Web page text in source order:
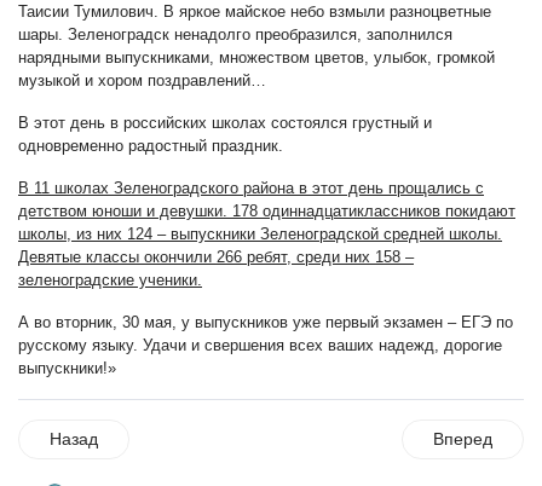
Таисии Тумилович. В яркое майское небо взмыли разноцветные
шары. Зеленоградск ненадолго преобразился, заполнился
нарядными выпускниками, множеством цветов, улыбок, громкой
музыкой и хором поздравлений…
В этот день в российских школах состоялся грустный и
одновременно радостный праздник.
В 11 школах Зеленоградского района в этот день прощались с
детством юноши и девушки. 178 одиннадцатиклассников покидают
школы, из них 124 – выпускники Зеленоградской средней школы.
Девятые классы окончили 266 ребят, среди них 158 –
зеленоградские ученики.
А во вторник, 30 мая, у выпускников уже первый экзамен – ЕГЭ по
русскому языку. Удачи и свершения всех ваших надежд, дорогие
выпускники!»
Назад Вперед